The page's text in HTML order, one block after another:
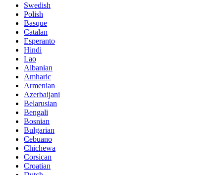
Swedish
Polish
Basque
Catalan
Esperanto
Hindi
Lao
Albanian
Amharic
Armenian
Azerbaijani
Belarusian
Bengali
Bosnian
Bulgarian
Cebuano
Chichewa
Corsican
Croatian